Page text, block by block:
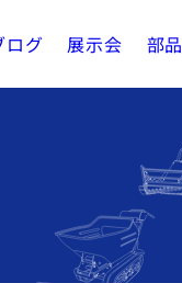
ログ 展示会 部品